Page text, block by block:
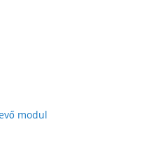
modul